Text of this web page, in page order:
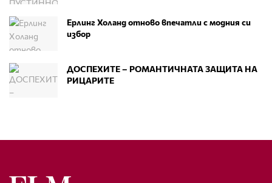
Ерлинг Холанд отново впечатли с модния си
избор
ДОСПЕХИТЕ – РОМАНТИЧНАТА ЗАЩИТА НА
РИЦАРИТЕ